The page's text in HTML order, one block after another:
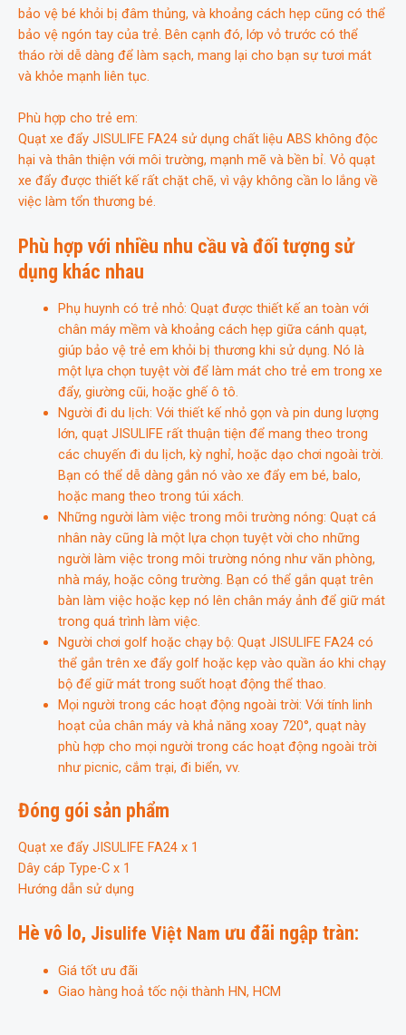
bảo vệ bé khỏi bị đâm thủng, và khoảng cách hẹp cũng có thể
bảo vệ ngón tay của trẻ. Bên cạnh đó, lớp vỏ trước có thể
tháo rời dễ dàng để làm sạch, mang lại cho bạn sự tươi mát
và khỏe mạnh liên tục.
Phù hợp cho trẻ em:
Quạt xe đẩy JISULIFE FA24 sử dụng chất liệu ABS không độc
hại và thân thiện với môi trường, mạnh mẽ và bền bỉ. Vỏ quạt
xe đẩy được thiết kế rất chặt chẽ, vì vậy không cần lo lắng về
việc làm tổn thương bé.
Phù hợp với nhiều nhu cầu và đối tượng sử
dụng khác nhau
Phụ huynh có trẻ nhỏ: Quạt được thiết kế an toàn với
chân máy mềm và khoảng cách hẹp giữa cánh quạt,
giúp bảo vệ trẻ em khỏi bị thương khi sử dụng. Nó là
một lựa chọn tuyệt vời để làm mát cho trẻ em trong xe
đẩy, giường cũi, hoặc ghế ô tô.
Người đi du lịch: Với thiết kế nhỏ gọn và pin dung lượng
lớn, quạt JISULIFE rất thuận tiện để mang theo trong
các chuyến đi du lịch, kỳ nghỉ, hoặc dạo chơi ngoài trời.
Bạn có thể dễ dàng gắn nó vào xe đẩy em bé, balo,
hoặc mang theo trong túi xách.
Những người làm việc trong môi trường nóng: Quạt cá
nhân này cũng là một lựa chọn tuyệt vời cho những
người làm việc trong môi trường nóng như văn phòng,
nhà máy, hoặc công trường. Bạn có thể gắn quạt trên
bàn làm việc hoặc kẹp nó lên chân máy ảnh để giữ mát
trong quá trình làm việc.
Người chơi golf hoặc chạy bộ: Quạt JISULIFE FA24 có
thể gắn trên xe đẩy golf hoặc kẹp vào quần áo khi chạy
bộ để giữ mát trong suốt hoạt động thể thao.
Mọi người trong các hoạt động ngoài trời: Với tính linh
hoạt của chân máy và khả năng xoay 720°, quạt này
phù hợp cho mọi người trong các hoạt động ngoài trời
như picnic, cắm trại, đi biển, vv.
Đóng gói sản phẩm
Quạt xe đẩy JISULIFE FA24 x 1
Dây cáp Type-C x 1
Hướng dẫn sử dụng
Hè vô lo, Jisulife Việt Nam ưu đãi ngập tràn:
Giá tốt ưu đãi
Giao hàng hoả tốc nội thành HN, HCM